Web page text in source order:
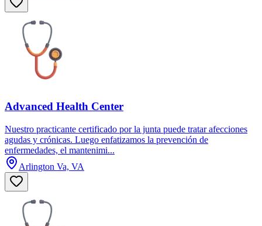
Advanced Health Center
Nuestro practicante certificado por la junta puede tratar afecciones
agudas y crónicas. Luego enfatizamos la prevención de
enfermedades, el mantenimi...
Arlington Va, VA